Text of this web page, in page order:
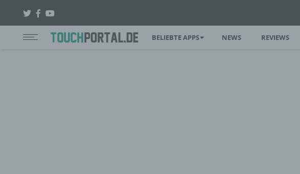
BELIEBTE APPS NEWS REVIEWS